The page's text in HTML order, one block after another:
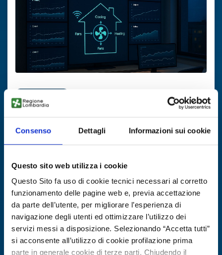
Consenso Dettagli Informazioni sui cookie
Questo sito web utilizza i cookie
Questo Sito fa uso di cookie tecnici necessari al corretto
funzionamento delle pagine web e, previa accettazione
da parte dell’utente, per migliorare l’esperienza di
navigazione degli utenti ed ottimizzare l’utilizzo dei
servizi messi a disposizione. Selezionando “Accetta tutti”
si acconsente all’utilizzo di cookie profilazione prima
parte in generale cookie di terze parti. Chiudendo il
Sistema adattivo per controllo HVAC
ID: TOES20250821010
Expires on04 novembre 2026